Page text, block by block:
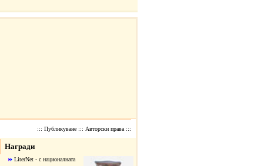
::: Публикуване ::: Авторски права :::
Награди
LiterNet - с националната